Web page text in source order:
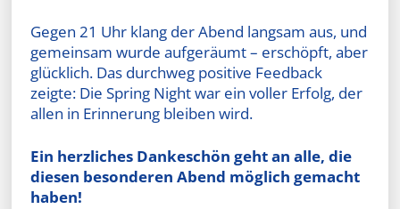
Gegen 21 Uhr klang der Abend langsam aus, und
gemeinsam wurde aufgeräumt – erschöpft, aber
glücklich. Das durchweg positive Feedback
zeigte: Die Spring Night war ein voller Erfolg, der
allen in Erinnerung bleiben wird.
Ein herzliches Dankeschön geht an alle, die
diesen besonderen Abend möglich gemacht
haben!